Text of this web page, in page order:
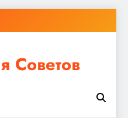
Советов
в Мастерской